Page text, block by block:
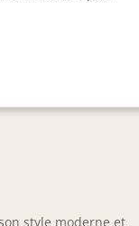
supérieure et
Cette table
ou le café, ce qui
de chacun.
style moderne et